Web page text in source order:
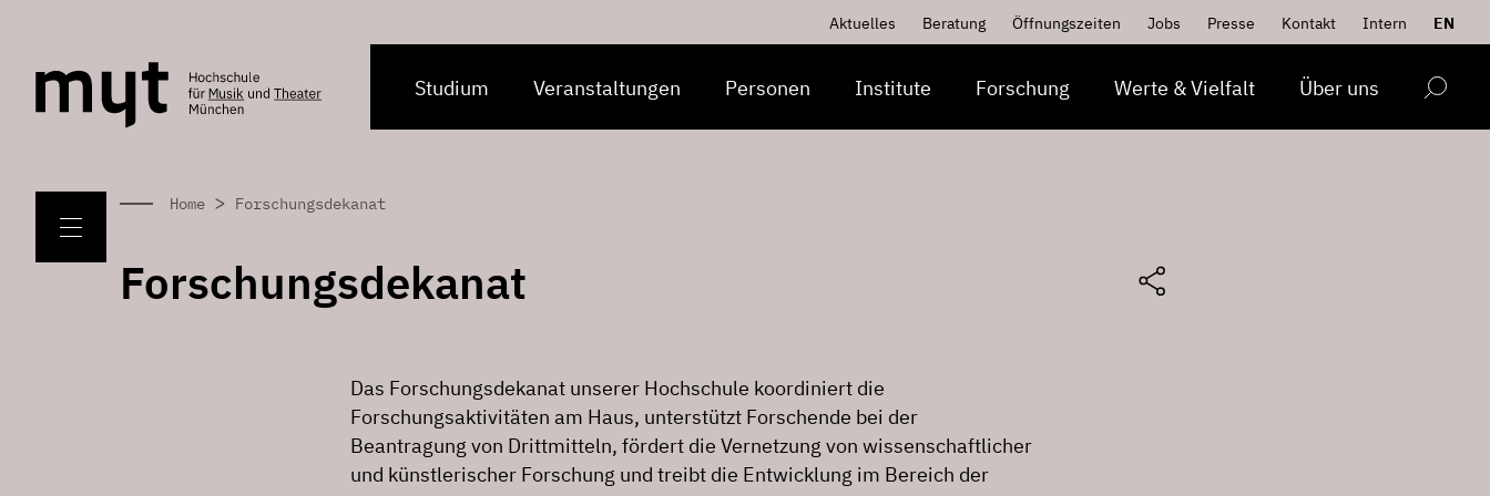
Aktuelles Beratung Öffnungszeiten Jobs Presse Kontakt Intern EN
Studium Veranstaltungen Personen Institute Forschung Werte & Vielfalt Über uns
Home > Forschungsdekanat
Forschungsdekanat
Das Forschungsdekanat unserer Hochschule koordiniert die
Forschungsaktivitäten am Haus, unterstützt Forschende bei der
Beantragung von Drittmitteln, fördert die Vernetzung von wissenschaftlicher
und künstlerischer Forschung und treibt die Entwicklung im Bereich der